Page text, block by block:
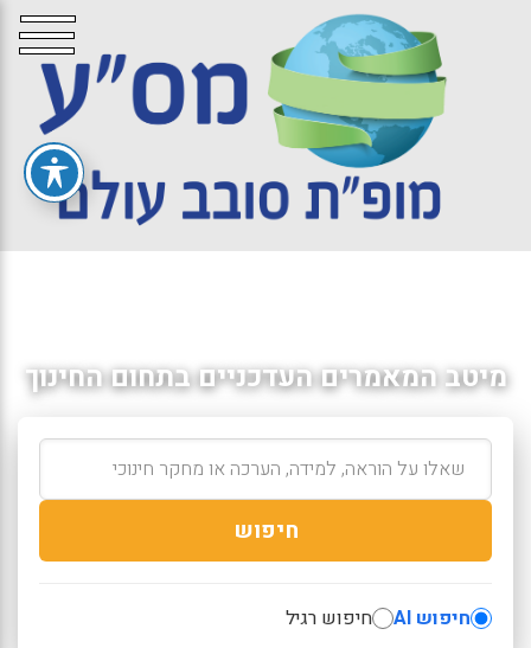
מיטב המאמרים העדכניים בתחום החינוך
חיפוש
חיפוש AI חיפוש רגיל